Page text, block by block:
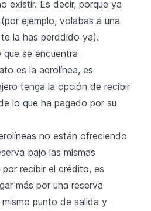
existir. Es decir, porque ya
ejemplo, volabas a una
la has perddido ya).
se encuentra
es la aerolínea, es
tenga la opción de recibir
lo que ha pagado por su
no están ofreciendo
bajo las mismas
recibir el crédito, es
más por una reserva
punto de salida y